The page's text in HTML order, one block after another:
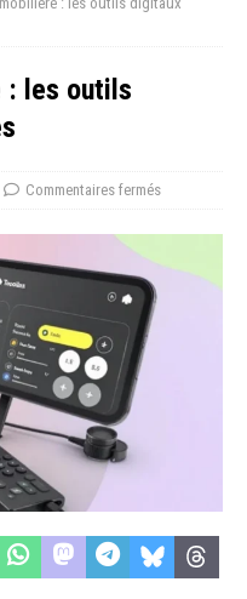
: les outils
Commentaires fermés